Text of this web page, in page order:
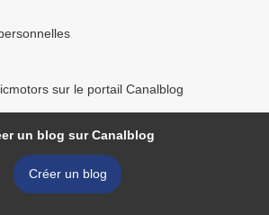
sur le portail Canalblog
un blog sur Canalblog
Créer un blog